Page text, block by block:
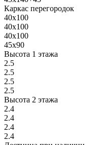
Каркас перегородок
40х100
40х100
40х100
45х90
Высота 1 этажа
2.5
2.5
2.5
2.5
Высота 2 этажа
2.4
2.4
2.4
2.4